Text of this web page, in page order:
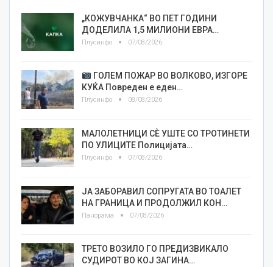
„КОЖУВЧАНКА“ ВО ПЕТ ГОДИНИ
ДОДЕЛИЛА 1,5 МИЛИОНИ ЕВРА…
Плусинфо 07/08/2026
ГОЛЕМ ПОЖАР ВО ВОЛКОВО, ИЗГОРЕ
КУЌА Повреден е еден…
Плусинфо 08/08/2026
МАЛОЛЕТНИЦИ СÈ УШТЕ СО ТРОТИНЕТИ
ПО УЛИЦИТЕ Полицијата…
Плусинфо 07/08/2026
ЈА ЗАБОРАВИЛ СОПРУГАТА ВО ТОАЛЕТ
НА ГРАНИЦА И ПРОДОЛЖИЛ КОН…
Панорама 07/08/2026
ТРЕТО ВОЗИЛО ГО ПРЕДИЗВИКАЛО
СУДИРОТ ВО КОЈ ЗАГИНА…